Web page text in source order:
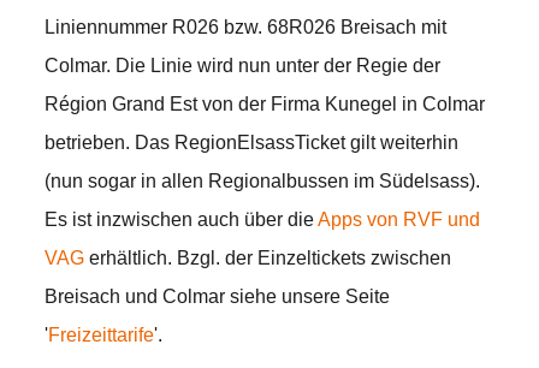
Liniennummer R026 bzw. 68R026 Breisach mit
Colmar. Die Linie wird nun unter der Regie der
Région Grand Est von der Firma Kunegel in Colmar
betrieben. Das RegionElsassTicket gilt weiterhin
(nun sogar in allen Regionalbussen im Südelsass).
Es ist inzwischen auch über dieApps von RVF und
VAG erhältlich. Bzgl. der Einzeltickets zwischen
Breisach und Colmar siehe unsere Seite
'Freizeittarife'.